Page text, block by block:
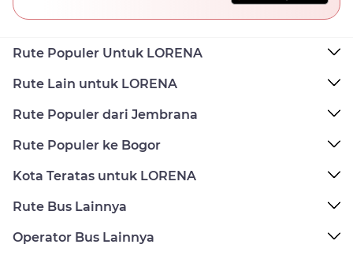
Rute Populer Untuk LORENA
Rute Lain untuk LORENA
Rute Populer dari Jembrana
Rute Populer ke Bogor
Kota Teratas untuk LORENA
Rute Bus Lainnya
Operator Bus Lainnya